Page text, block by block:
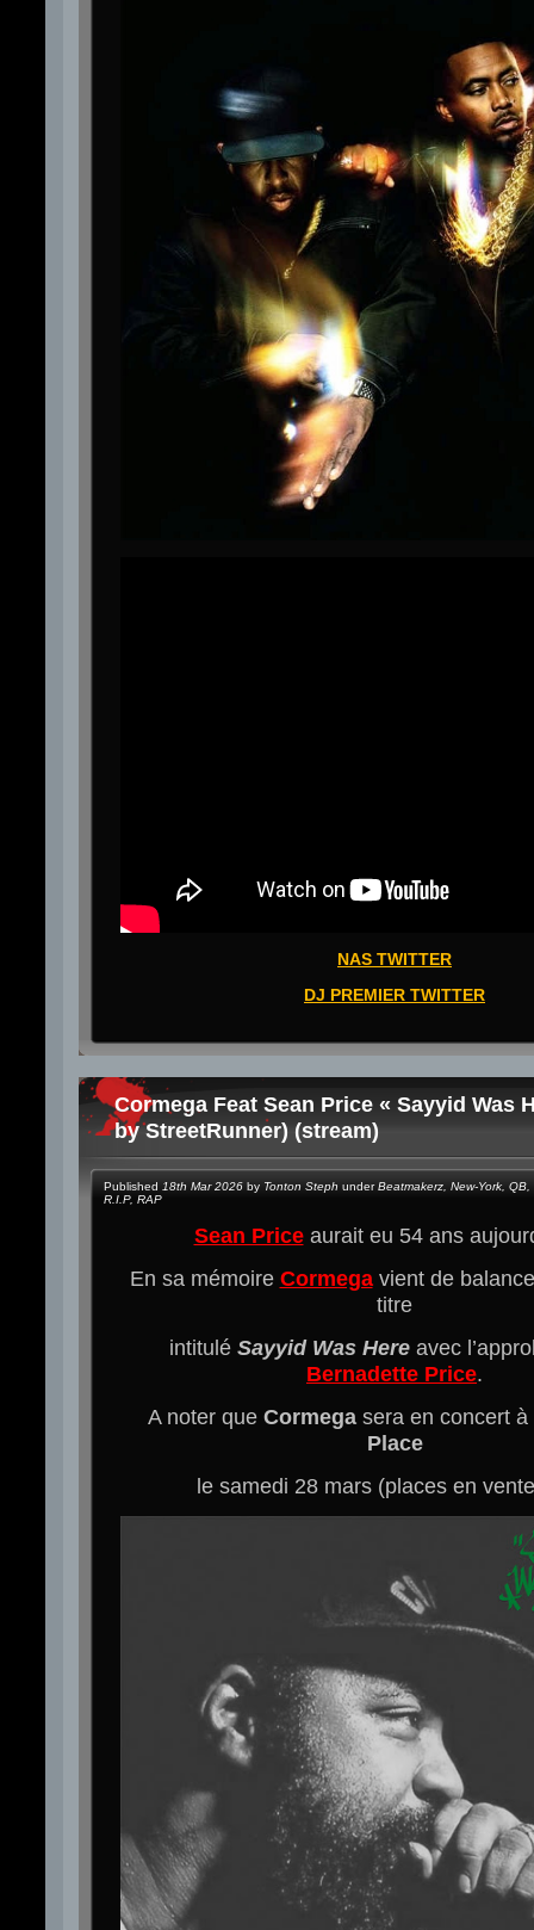
NAS TWITTER
DJ PREMIER TWITTER
Cormega Feat Sean Price « Sayyid Was
by StreetRunner) (stream)
Published 18th Mar 2026 by Tonton Steph underBeatmakerz New-York QB
R.I.P, RAP
Sean Price aurait eu 54 ans
En sa mémoire Cormegavient de
titre
intitulé Sayyid Was Here avec
Bernadette Price.
A noter que Cormega sera en concert
Place
le samedi 28 mars (places en